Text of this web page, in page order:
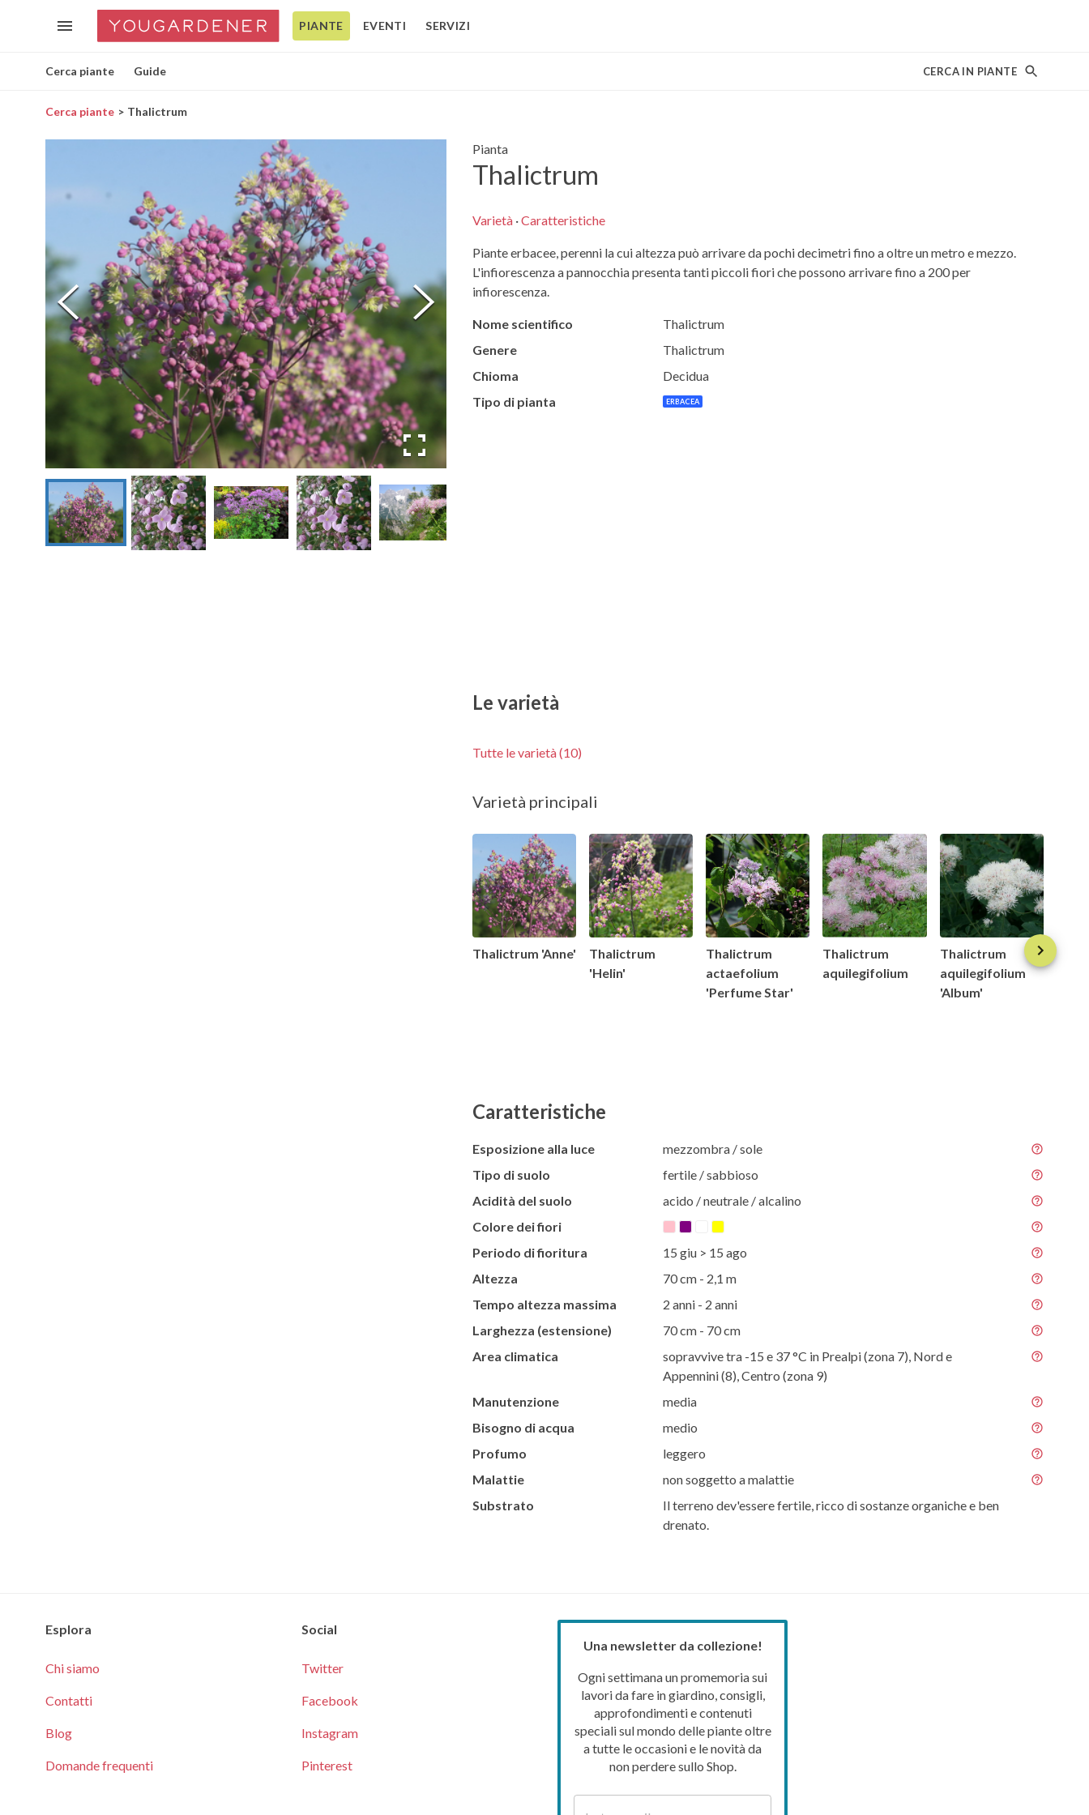
PIANTE EVENTI SERVIZI
Cerca piante Guide CERCA IN PIANTE
Cerca piante Thalictrum
Pianta
Thalictrum
Varietà·Caratteristiche
Piante erbacee, perenni la cui altezza può arrivare da pochi decimetri fino a oltre un metro e mezzo.
L'infiorescenza a pannocchia presenta tanti piccoli fiori che possono arrivare fino a 200 per
infiorescenza.
Nome scientifico
Thalictrum
Genere
Thalictrum
Chioma
Decidua
Tipo di pianta
ERBACEA
Le varietà
Tutte le varietà (10)
Varietà principali
Thalictrum 'Anne'
Thalictrum
'Helin'
Thalictrum
actaefolium
'Perfume Star'
Thalictrum
aquilegifolium
Thalictrum
aquilegifolium
'Album'
Caratteristiche
Esposizione alla luce
mezzombra / sole
Tipo di suolo
fertile / sabbioso
Acidità del suolo
acido / neutrale / alcalino
Colore dei fiori
Periodo di fioritura
15 giu > 15 ago
Altezza
70 cm - 2,1 m
Tempo altezza massima
2 anni - 2 anni
Larghezza (estensione)
70 cm - 70 cm
Area climatica
sopravvive tra -15 e 37 °C in Prealpi (zona 7), Nord e
Appennini (8), Centro (zona 9)
Manutenzione
media
Bisogno di acqua
medio
Profumo
leggero
Malattie
non soggetto a malattie
Substrato
Il terreno dev'essere fertile, ricco di sostanze organiche e ben
drenato.
Esplora
Chi siamo
Contatti
Blog
Domande frequenti
Social
Twitter
Facebook
Instagram
Pinterest
Una newsletter da collezione!
Ogni settimana un promemoria sui
lavori da fare in giardino, consigli,
approfondimenti e contenuti
speciali sul mondo delle piante oltre
a tutte le occasioni e le novità da
non perdere sullo Shop.